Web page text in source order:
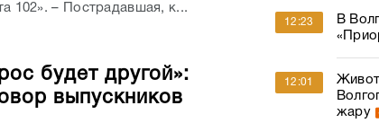
102». – Пострадавшая, к...
будет другой»:
выпускников
12:23
В
12:01
жару